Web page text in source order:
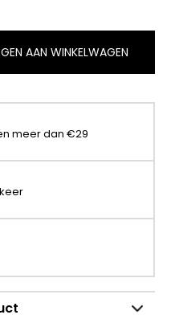
AAN WINKELWAGEN
meer dan €29